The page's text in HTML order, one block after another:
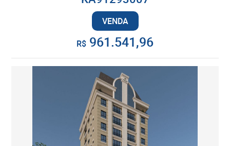
VENDA
R$ 961.541,96